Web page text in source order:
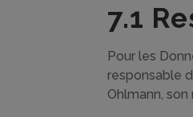
7.1
Pour les
responsable
Ohlmann,